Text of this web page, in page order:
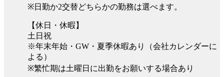
※日勤か2交替どちらかの勤務は選べます。
【休日・休暇】
土日祝
※年末年始・GW・夏季休暇あり（会社カレンダーに
よる）
※繁忙期は土曜日に出勤をお願いする場合あり